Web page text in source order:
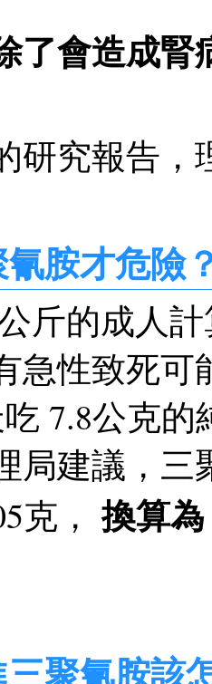
了會造成
研究報告
胺才危險
斤的成人
急性致死
7.8公克
局建議，
克，換算
聚氰胺該